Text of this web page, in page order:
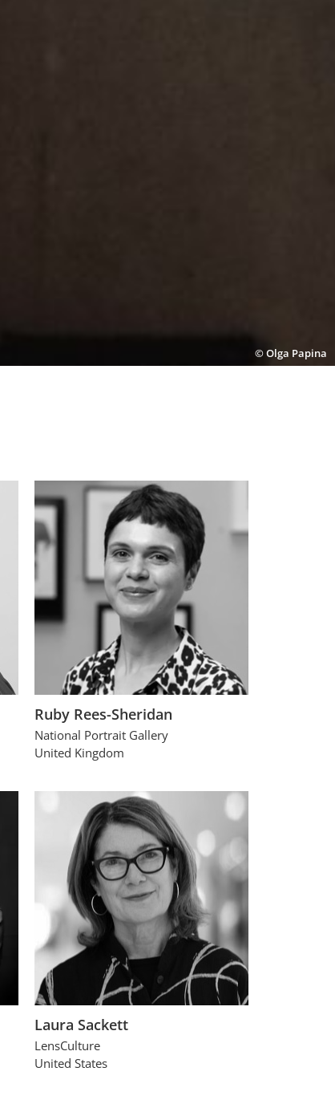
© Olga Papina
Ruby Rees-Sheridan
National Portrait Gallery
United Kingdom
Laura Sackett
LensCulture
United States